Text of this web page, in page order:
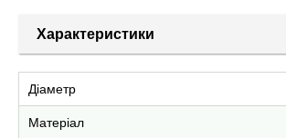
Характеристики
Діаметр
Матеріал